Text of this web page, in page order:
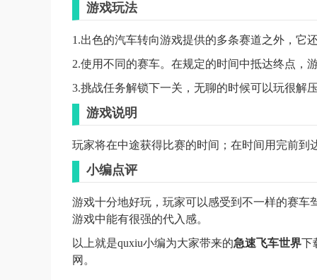
游戏玩法
1.出色的汽车转向游戏提供的多条赛道之外，它
2.使用不同的赛车。在规定的时间中抵达终点，
3.挑战任务解锁下一关，无聊的时候可以玩很解
游戏说明
玩家将在中途获得比赛的时间；在时间用完前到
小编点评
游戏十分地好玩，玩家可以感受到不一样的赛
游戏中能有很强的代入感。
以上就是quxiu小编为大家带来的急速飞车世界下
网。